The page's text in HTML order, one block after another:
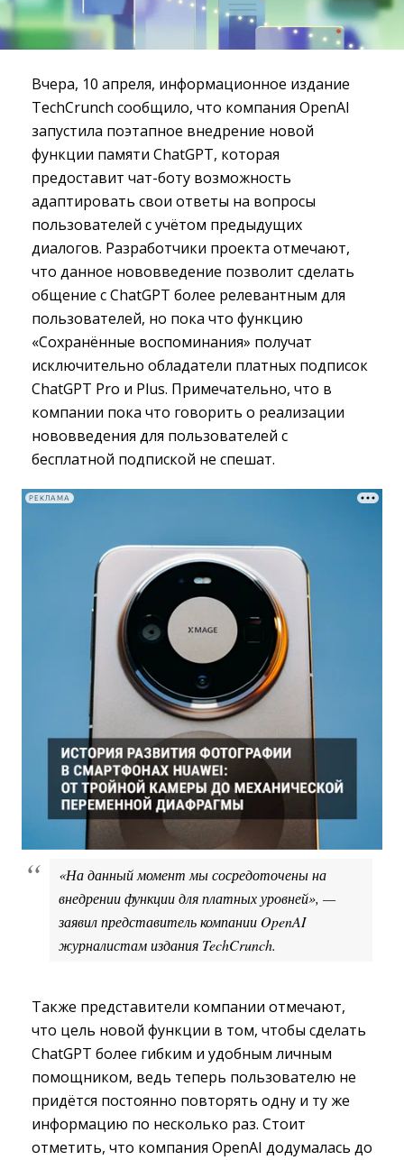
Вчера, 10 апреля, информационное издание
TechCrunch сообщило, что компания OpenAI
запустила поэтапное внедрение новой
функции памяти ChatGPT, которая
предоставит чат-боту возможность
адаптировать свои ответы на вопросы
пользователей с учётом предыдущих
диалогов. Разработчики проекта отмечают,
что данное нововведение позволит сделать
общение с ChatGPT более релевантным для
пользователей, но пока что функцию
«Сохранённые воспоминания» получат
исключительно обладатели платных подписок
ChatGPT Pro и Plus. Примечательно, что в
компании пока что говорить о реализации
нововведения для пользователей с
бесплатной подпиской не спешат.
РЕКЛАМА
«На данный момент мы сосредоточены на
внедрении функции для платных уровней», —
заявил представитель компании OpenAI
журналистам издания TechCrunch.
Также представители компании отмечают,
что цель новой функции в том, чтобы сделать
ChatGPT более гибким и удобным личным
помощником, ведь теперь пользователю не
придётся постоянно повторять одну и ту же
информацию по несколько раз. Стоит
отметить, что компания OpenAI додумалась до